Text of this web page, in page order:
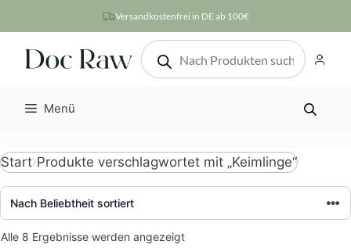
Inhalt
springen
Versandkostenfrei in DE ab 100€
Products
search
Menü
Start Produkte verschlagwortet mit „Keimlinge“
Alle 8 Ergebnisse werden angezeigtNach